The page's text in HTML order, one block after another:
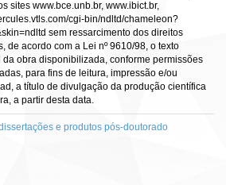
sites www.bce.unb.br, www.ibict.br,
cgi-bin/ndltd/chameleon?
sem ressarcimento dos direitos
de acordo com a Lei nº 9610/98, o texto
da obra disponibilizada, conforme permissões
para fins de leitura, impressão e/ou
a título de divulgação da produção científica
a partir desta data.
e produtos pós-doutorado